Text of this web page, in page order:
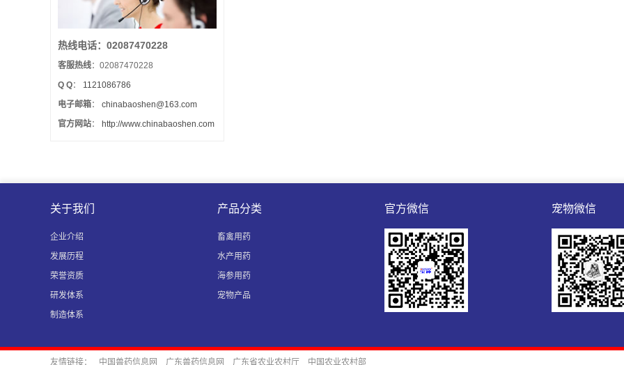
热线电话：02087470228
客服热线：02087470228
Q Q： 1121086786
电子邮箱： chinabaoshen@163.com
官方网站： http://www.chinabaoshen.com
关于我们
企业介绍
发展历程
荣誉资质
研发体系
制造体系
产品分类
畜禽用药
水产用药
海参用药
宠物产品
官方微信 宠物微信
友情链接： 中国兽药信息网 广东兽药信息网 广东省农业农村厅 中国农业农村部